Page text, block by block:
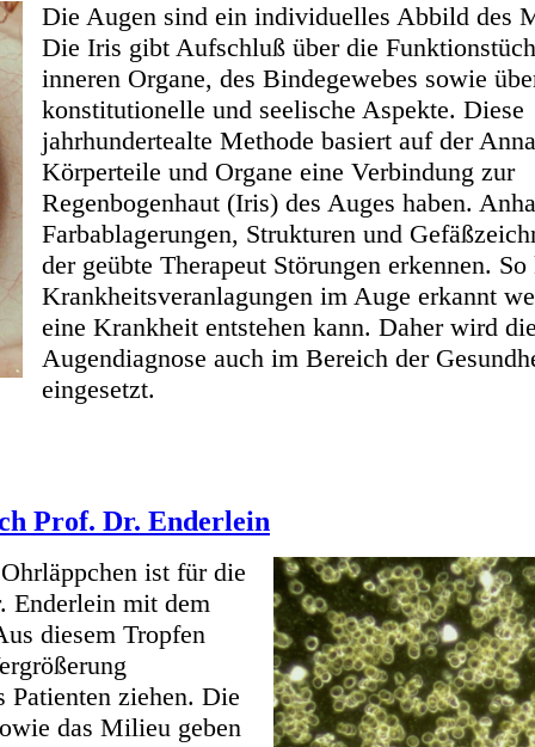
Die Augen sind ein individuelles Abbild des
Die Iris gibt Aufschluß über die
inneren Organe, des Bindegewebes sowie
konstitutionelle und seelische Aspekte. Diese
jahrhundertealte Methode basiert auf der
Körperteile und Organe eine Verbindung zur
Regenbogenhaut (Iris) des Auges haben.
Farbablagerungen, Strukturen und
der geübte Therapeut Störungen erkennen. So
Krankheitsveranlagungen im Auge erkannt
eine Krankheit entstehen kann. Daher wird die
Augendiagnose auch im Bereich der
eingesetzt.
Prof. Dr. Enderlein
ist für die
Enderlein mit dem
diesem Tropfen
Patienten ziehen. Die
das Milieu geben